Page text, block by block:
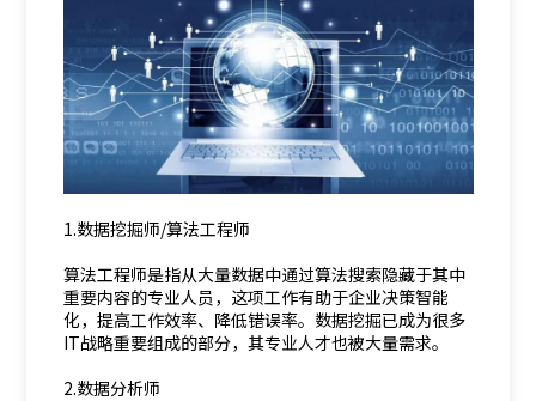
1.数据挖掘师/算法工程师
算法工程师是指从大量数据中通过算法搜索隐藏于其中
重要内容的专业人员，这项工作有助于企业决策智能
化，提高工作效率、降低错误率。数据挖掘已成为很多
IT战略重要组成的部分，其专业人才也被大量需求。
2.数据分析师